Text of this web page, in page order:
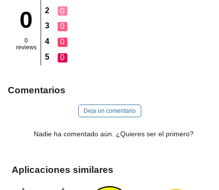
0
0
reviews
2
0
3
0
4
0
5
0
Comentarios
Deja un comentario
Nadie ha comentado aún. ¿Quieres ser el primero?
Aplicaciones similares